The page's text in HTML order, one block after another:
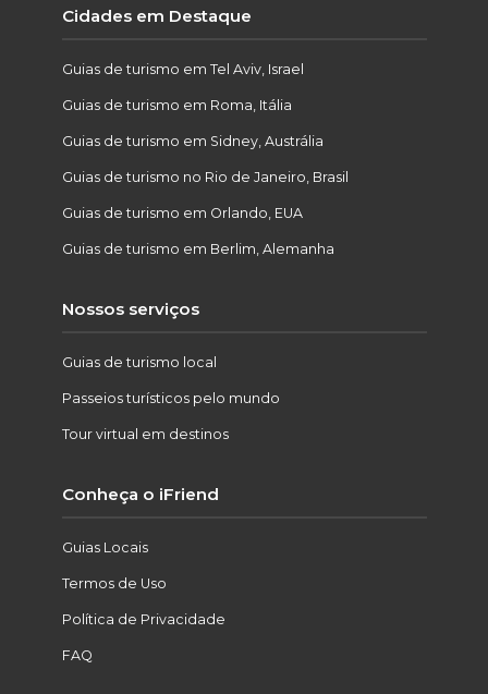
Cidades em Destaque
Guias de turismo em Tel Aviv, Israel
Guias de turismo em Roma, Itália
Guias de turismo em Sidney, Austrália
Guias de turismo no Rio de Janeiro, Brasil
Guias de turismo em Orlando, EUA
Guias de turismo em Berlim, Alemanha
Nossos serviços
Guias de turismo local
Passeios turísticos pelo mundo
Tour virtual em destinos
Conheça o iFriend
Guias Locais
Termos de Uso
Política de Privacidade
FAQ